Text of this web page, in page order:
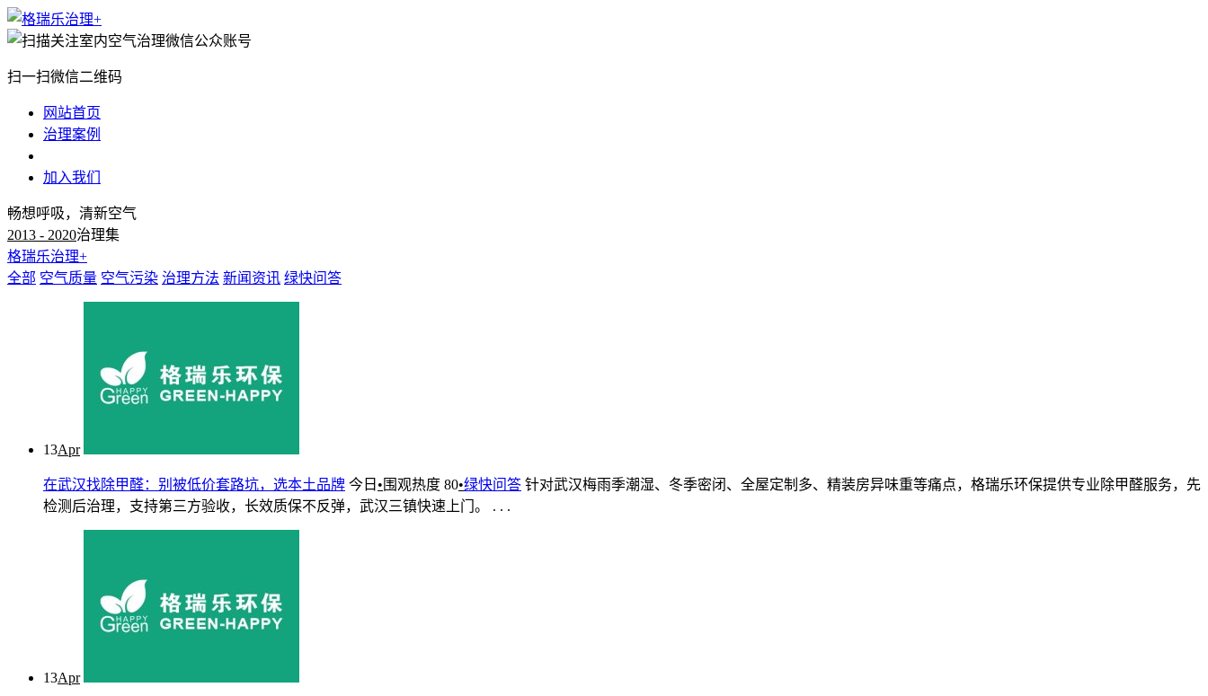
扫一扫微信二维码
网站首页
治理案例
加入我们
畅想呼吸，清新空气
2013 - 2020治理集
格瑞乐治理+
全部 空气质量 空气污染 治理方法 新闻资讯 绿快问答
13Apr
在武汉找除甲醛：别被低价套路坑，选本土品牌 今日 • 围观热度 80•绿快问答 针对武汉梅雨季潮湿、冬季密闭、全屋定制多、精装房异味重等痛点，格瑞乐环保提供专业除甲醛服务，先
检测后治理，支持第三方验收，长效质保不反弹，武汉三镇快速上门。 . . .
13Apr